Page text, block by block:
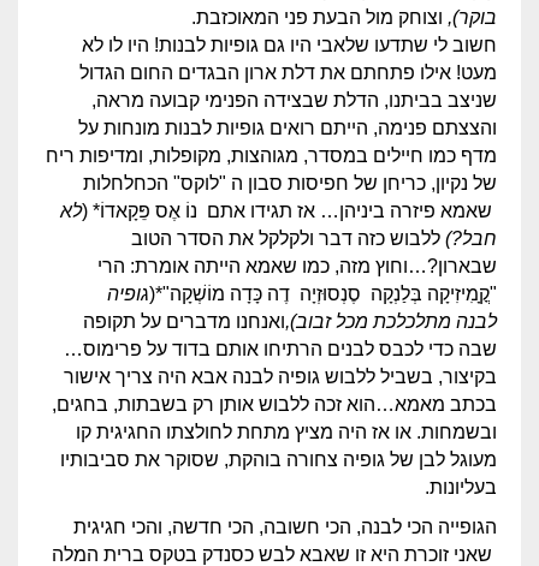
בוקר), וצוחק מול הבעת פני המאוכזבת.
חשוב לי שתדעו שלאבי היו גם גופיות לבנות! היו לו לא
מעט! אילו פתחתם את דלת ארון הבגדים החום הגדול
שניצב בביתנו, הדלת שבצידה הפנימי קבועה מראה,
והצצתם פנימה, הייתם רואים גופיות לבנות מונחות על
מדף כמו חיילים במסדר, מגוהצות, מקופלות, ומדיפות ריח
של נקיון, כריחן של חפיסות סבון ה "לוקס" הכחלחלות
שאמא פיזרה ביניהן… אז תגידו אתם נוֹ אֶס פֵּקָאדוֹ* (לא
חבל?) ללבוש כזה דבר ולקלקל את הסדר הטוב
שבארון?…וחוץ מזה, כמו שאמא הייתה אומרת: הרי
"קֳָמִיזִיקָה בְּלַנְקָה סֶנְסוּזְיָה דֶה כָּדָה מוֹשְׁקָה"*(גופיה
לבנה מתלכלכת מכל זבוב),ואנחנו מדברים על תקופה
שבה כדי לכבס לבנים הרתיחו אותם בדוד על פרימוס…
בקיצור, בשביל ללבוש גופיה לבנה אבא היה צריך אישור
בכתב מאמא…הוא זכה ללבוש אותן רק בשבתות, בחגים,
ובשמחות. או אז היה מציץ מתחת לחולצתו החגיגית קו
מעוגל לבן של גופיה צחורה בוהקת, שסוקר את סביבותיו
בעליונות.
הגופייה הכי לבנה, הכי חשובה, הכי חדשה, והכי חגיגית
שאני זוכרת היא זו שאבא לבש כסנדק בטקס ברית המלה